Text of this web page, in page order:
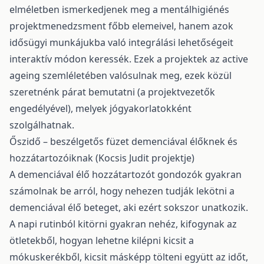
elméletben ismerkedjenek meg a mentálhigiénés
projektmenedzsment főbb elemeivel, hanem azok
idősügyi munkájukba való integrálási lehetőségeit
interaktív módon keressék. Ezek a projektek az active
ageing szemléletében valósulnak meg, ezek közül
szeretnénk párat bemutatni (a projektvezetők
engedélyével), melyek jógyakorlatokként
szolgálhatnak.
Őszidő – beszélgetős füzet demenciával élőknek és
hozzátartozóiknak (Kocsis Judit projektje)
A demenciával élő hozzátartozót gondozók gyakran
számolnak be arról, hogy nehezen tudják lekötni a
demenciával élő beteget, aki ezért sokszor unatkozik.
A napi rutinból kitörni gyakran nehéz, kifogynak az
ötletekből, hogyan lehetne kilépni kicsit a
mókuskerékből, kicsit másképp tölteni együtt az időt,